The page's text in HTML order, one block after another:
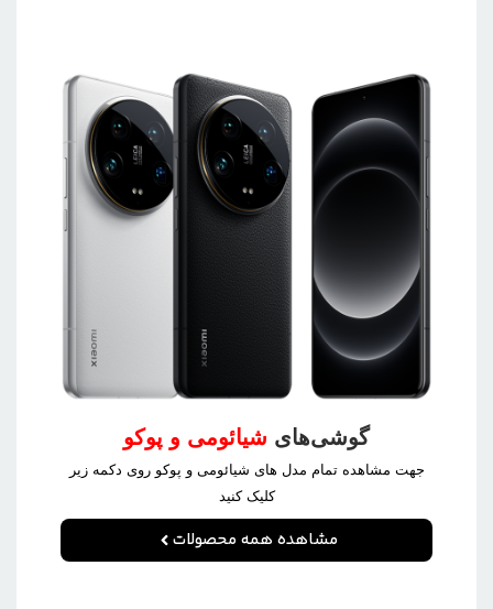
گوشی‌های شیائومی و پوکو
جهت مشاهده تمام مدل های شیائومی و پوکو روی دکمه زیر
کلیک کنید
مشاهده همه محصولات